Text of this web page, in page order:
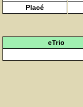
Placé
eTrio